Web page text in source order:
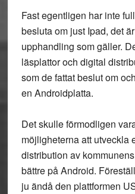
Fast egentligen har inte
besluta om just Ipad, det
upphandling som gäller.
läsplattor och digital
som de fattat beslut om
en Androidplatta.
Det skulle förmodligen
möjligheterna att utveckla
distribution av
bättre på Android.
ju ändå den plattformen